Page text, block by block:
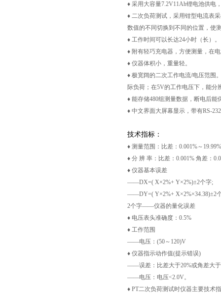
♦ 采用大容量7.2V11Ah锂电池供电
♦ 二次负荷测试，采用钳型电流表
数值的不同切换到不同的位置，使
♦ 工作时间可以长达24小时（长）。
♦ 附有轻巧充电器，方便测量，在
♦ 仪器体积小，重量轻。
♦ 极宽阔的二次工作电流/电压范围
际负荷；在5V的工作电压下，能分
♦ 能存储480组测量数据，断电后能
♦ 中文界面大屏幕显示，带有RS-
技术指标：
♦ 测量范围：比差：0.001%～
♦ 分 辨 率：比差：0.001% 角差：
♦ 仪器基本误差
——DX=( X×2%+ Y×2%)±2个字;
——DY=( Y×2%+ X×2%×34.38)±2
2个字——仪器的量化误差
♦ 电压表头准确度：0.5%
♦ 工作范围
——电压：(50～120)V
♦ 仪器指示动作值(提示错误)
——误差：比差大于20%或角差大于
——电压：电压<2.0V。
♦ PT二次负荷测试时仪器主要技术